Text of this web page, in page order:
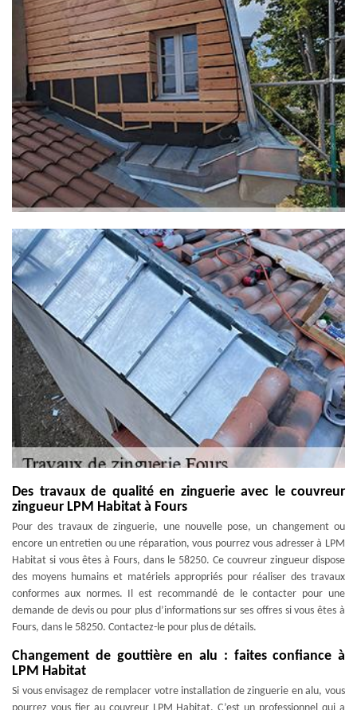
Des travaux de qualité en zinguerie avec le couvreur
zingueur LPM Habitat à Fours
Pour des travaux de zinguerie, une nouvelle pose, un changement ou
encore un entretien ou une réparation, vous pourrez vous adresser à LPM
Habitat si vous êtes à Fours, dans le 58250. Ce couvreur zingueur dispose
des moyens humains et matériels appropriés pour réaliser des travaux
conformes aux normes. Il est recommandé de le contacter pour une
demande de devis ou pour plus d’informations sur ses offres si vous êtes à
Fours, dans le 58250. Contactez-le pour plus de détails.
Changement de gouttière en alu : faites confiance à
LPM Habitat
Si vous envisagez de remplacer votre installation de zinguerie en alu, vous